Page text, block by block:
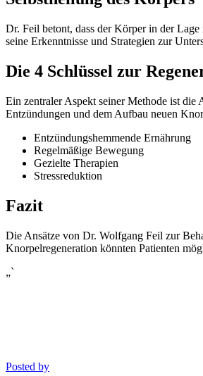
Dr. Feil betont, dass der Körper in der
seine Erkenntnisse und Strategien zur
Die 4 Schlüssel zur
Ein zentraler Aspekt seiner Methode ist
Entzündungen und dem Aufbau neuen
Entzündungshemmende Ernährung
Regelmäßige Bewegung
Gezielte Therapien
Stressreduktion
Fazit
Die Ansätze von Dr. Wolfgang Feil zur
Knorpelregeneration könnten Patienten
„`
Posted by